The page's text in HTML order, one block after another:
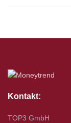
Kontakt:
TOP3 GmbH